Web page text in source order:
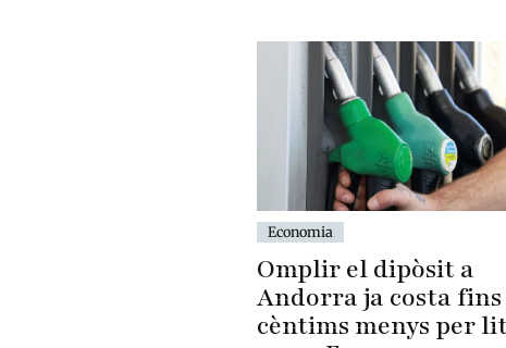
Economia
Omplir el dipòsit a
Andorra ja costa fins
cèntims menys per